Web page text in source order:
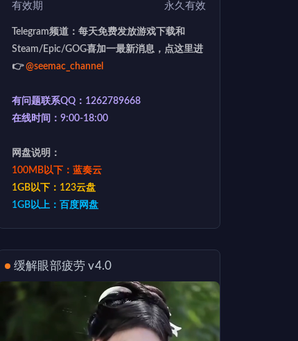
有效期 永久有效
Telegram频道：每天免费发放游戏下载和
Steam/Epic/GOG喜加一最新消息，点这里进
👉@seemac_channel
有问题联系QQ：1262789668
在线时间：9:00-18:00
网盘说明：
100MB以下：蓝奏云
1GB以下：123云盘
1GB以上：百度网盘
缓解眼部疲劳 v4.0